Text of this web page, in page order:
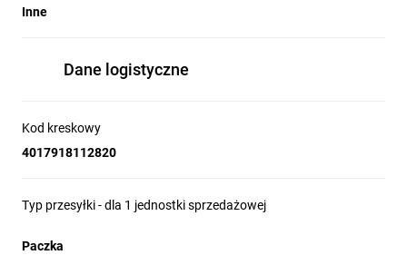
Inne
Dane logistyczne
Kod kreskowy
4017918112820
Typ przesyłki - dla 1 jednostki sprzedażowej
Paczka